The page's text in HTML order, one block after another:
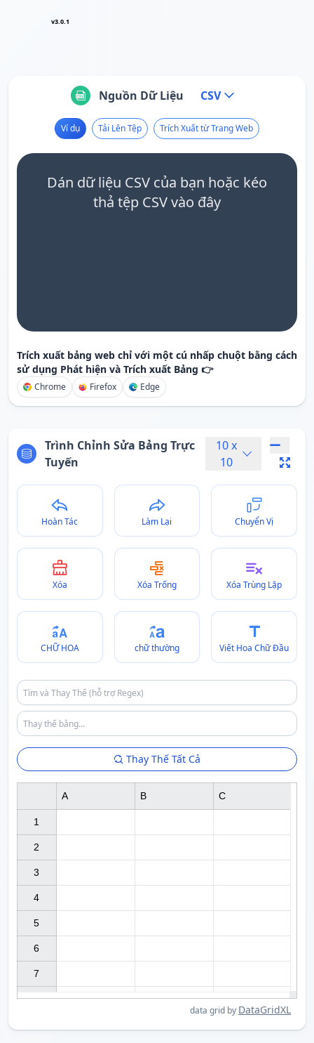
v3.0.1
Nguồn Dữ Liệu CSV
Ví dụ Tải Lên Tệp Trích Xuất từ Trang Web
Dán dữ liệu CSV của bạn hoặc kéo
thả tệp CSV vào đây
Trích xuất bảng web chỉ với một cú nhấp chuột bằng cách
sử dụng Phát hiện và Trích xuất Bảng 👉
Chrome Firefox Edge
Trình Chỉnh Sửa Bảng Trực
Tuyến
10x
10
Hoàn Tác Làm Lại Chuyển Vị
Xóa Xóa Trống Xóa Trùng Lặp
CHỮ HOA chữ thường Viết Hoa Chữ Đầu
Thay Thế Tất Cả
1
2
3
4
5
6
7
A B C
data grid by DataGridXL